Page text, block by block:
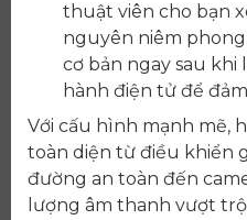
thuật viên cho bạn
nguyên niêm
cơ bản ngay sau khi
hành điện tử để
Với cấu hình mạnh mẽ,
toàn diện từ điều khiển
đường an toàn đến
lượng âm thanh vượt